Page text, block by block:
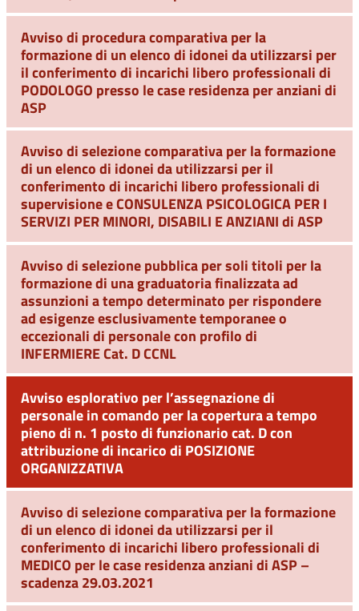
Avviso di procedura comparativa per la
formazione di un elenco di idonei da utilizzarsi per
il conferimento di incarichi libero professionali di
PODOLOGO presso le case residenza per anziani di
ASP
Avviso di selezione comparativa per la formazione
di un elenco di idonei da utilizzarsi per il
conferimento di incarichi libero professionali di
supervisione e CONSULENZA PSICOLOGICA PER I
SERVIZI PER MINORI, DISABILI E ANZIANI di ASP
Avviso di selezione pubblica per soli titoli per la
formazione di una graduatoria finalizzata ad
assunzioni a tempo determinato per rispondere
ad esigenze esclusivamente temporanee o
eccezionali di personale con profilo di
INFERMIERE Cat. D CCNL
Avviso esplorativo per l’assegnazione di
personale in comando per la copertura a tempo
pieno di n. 1 posto di funzionario cat. D con
attribuzione di incarico di POSIZIONE
ORGANIZZATIVA
Avviso di selezione comparativa per la formazione
di un elenco di idonei da utilizzarsi per il
conferimento di incarichi libero professionali di
MEDICO per le case residenza anziani di ASP –
scadenza 29.03.2021